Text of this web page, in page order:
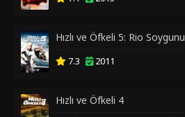
Hızlı ve Öfkeli 5: Rio Soygunu
7.3 2011
Hızlı ve Öfkeli 4